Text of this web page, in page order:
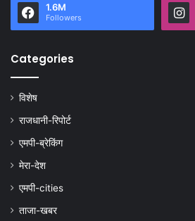
1.6M
Followers
Categories
विशेष
राजधानी-रिपोर्ट
एमपी-ब्रेकिंग
मेरा-देश
एमपी-cities
ताजा-खबर